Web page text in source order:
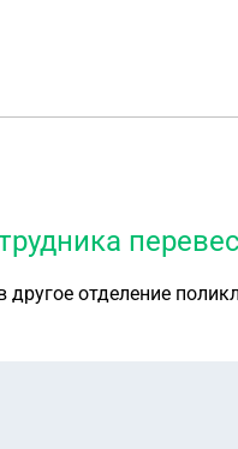
другое отделение